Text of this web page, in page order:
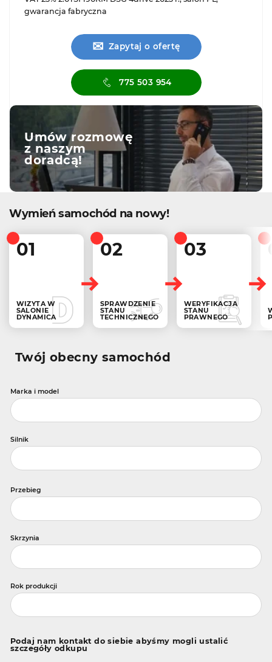
gwarancja fabryczna
✉ Zapytaj o ofertę
775 503 954
Umów rozmowę
z naszym
doradcą!
Wymień samochód na nowy!
01
WIZYTA W
SALONIE
DYNAMICA
02
SPRAWDZENIE
STANU
TECHNICZNEGO
03
WERYFIKACJA
STANU
PRAWNEGO
Twój obecny samochód
Marka i model
Silnik
Przebieg
Skrzynia
Rok produkcji
Podaj nam kontakt do siebie abyśmy mogli ustalić
szczegóły odkupu